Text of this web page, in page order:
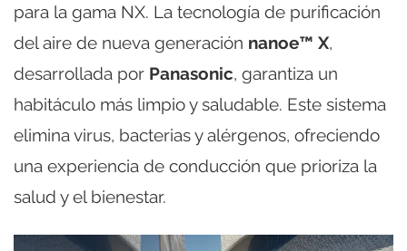
para la gama NX. La tecnología de purificación
del aire de nueva generación nanoe™ X,
desarrollada por Panasonic, garantiza un
habitáculo más limpio y saludable. Este sistema
elimina virus, bacterias y alérgenos, ofreciendo
una experiencia de conducción que prioriza la
salud y el bienestar.